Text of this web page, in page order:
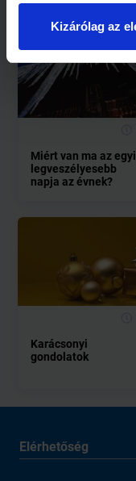
Kizárólag az
Miért van ma az
legveszélyesebb
napja az évnek?
Karácsonyi
gondolatok
Elérhetőség